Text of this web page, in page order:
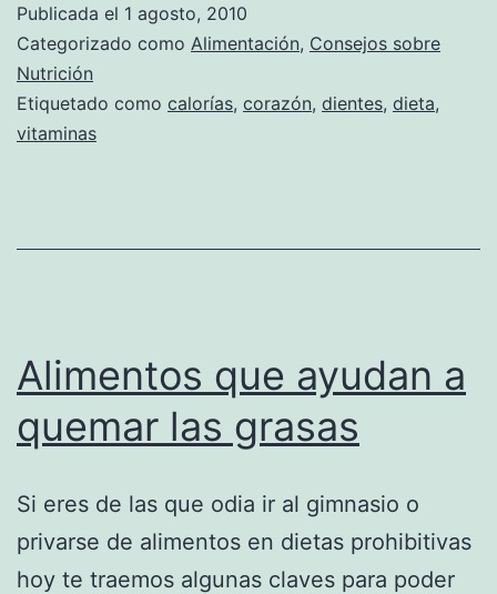
bueno
manzana?
Publicada el 1 agosto, 2010
Categorizado como Alimentación, Consejos sobre
Nutrición
Etiquetado como calorías, corazón, dientes, dieta,
vitaminas
Alimentos que ayudan a
quemar las grasas
Si eres de las que odia ir al gimnasio o
privarse de alimentos en dietas prohibitivas
hoy te traemos algunas claves para poder